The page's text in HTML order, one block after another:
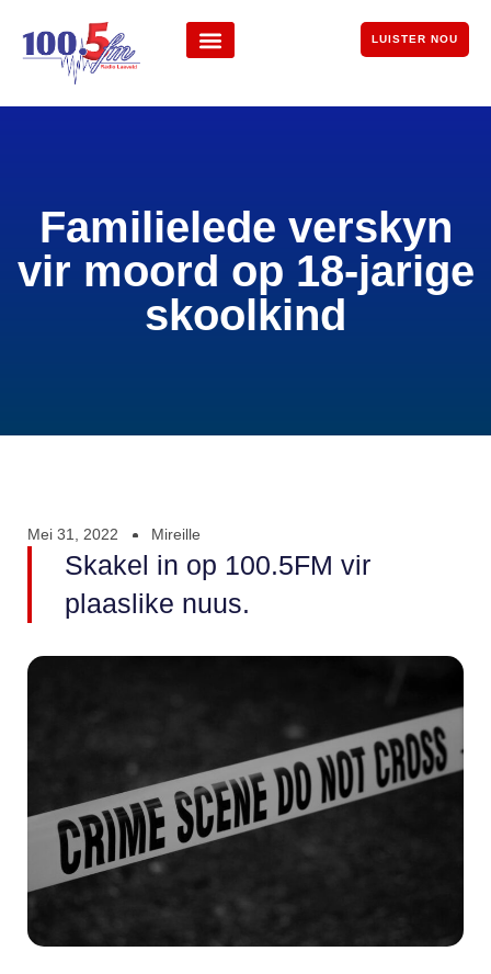
LUISTER NOU
Familielede verskyn
vir moord op 18-jarige
skoolkind
Mei 31, 2022 Mireille
Skakel in op 100.5FM vir
plaaslike nuus.